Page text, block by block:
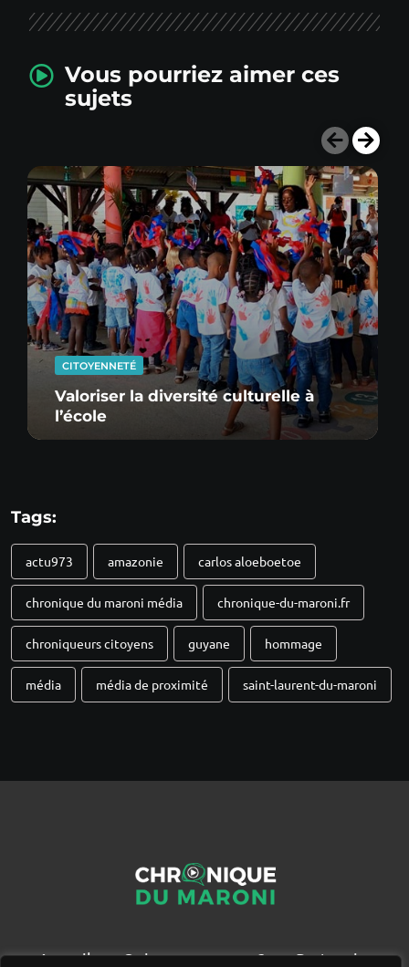
Vous pourriez aimer ces
sujets
CITOYENNETÉ
Valoriser la diversité culturelle à
l’école
Tags:
actu973 amazonie carlos aloeboetoe
chronique du maroni média chronique-du-maroni.fr
chroniqueurs citoyens guyane hommage
média média de proximité saint-laurent-du-maroni
Accueil Qui sommes nous ? Partenaires